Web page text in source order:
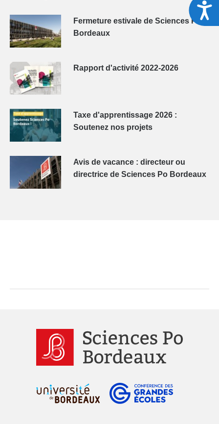
Fermeture estivale de Sciences Po
Bordeaux
Rapport d'activité 2022-2026
Taxe d'apprentissage 2026 :
Soutenez nos projets
Avis de vacance : directeur ou
directrice de Sciences Po Bordeaux